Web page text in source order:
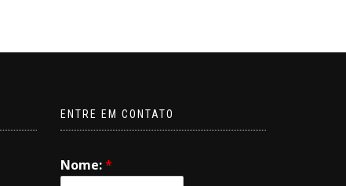
ENTRE EM CONTATO
Nome:*